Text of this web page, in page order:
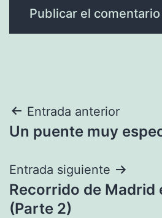
Navegación
de
entradas
Entrada anterior
Un puente muy
Entrada siguiente
Recorrido de Madrid
(Parte 2)